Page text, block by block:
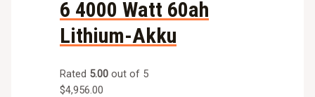
6 4000 Watt 60ah
Lithium-Akku
Rated 5.00 out of 5
$4,956.00